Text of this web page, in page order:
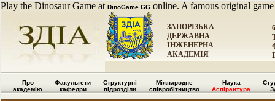
Play the Dinosaur Game at DinoGame.GG online. A famous original
ЗАПОРІЗЬКА
ДЕРЖАВНА
ІНЖЕНЕРНА
АКАДЕМІЯ
Про
академію
Факультети
кафедри
Структурні
підрозділи
Міжнародне
співробітництво
Наука
Аспірантура